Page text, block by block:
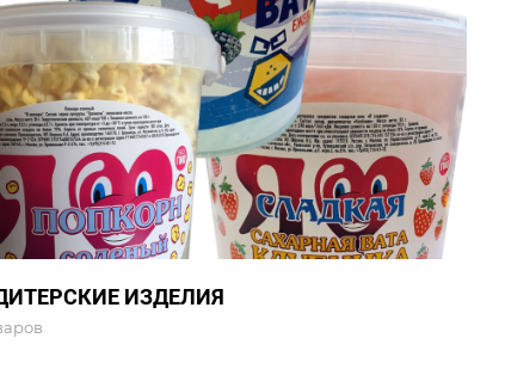
ИЗДЕЛИЯ